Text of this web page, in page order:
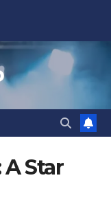
Star